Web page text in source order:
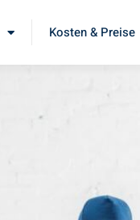
Kosten & Preise